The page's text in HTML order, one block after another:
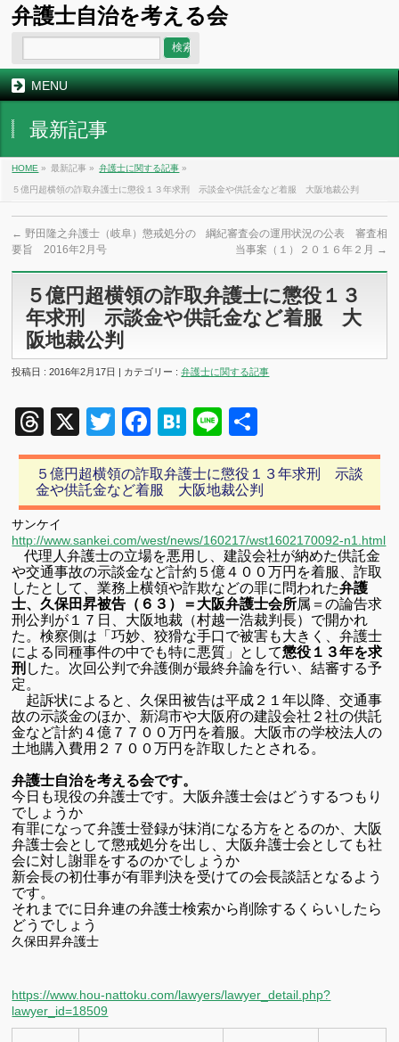
弁護士自治を考える会
MENU
最新記事
HOME » 最新記事 » 弁護士に関する記事 »
５億円超横領の詐取弁護士に懲役１３年求刑 示談金や供託金など着服 大阪地裁公判
← 野田隆之弁護士（岐阜）懲戒処分の
要旨 2016年2月号
綱紀審査会の運用状況の公表 審査相
当事案（１）２０１６年２月 →
５億円超横領の詐取弁護士に懲役１３
年求刑 示談金や供託金など着服 大
阪地裁公判
投稿日 : 2016年2月17日 | カテゴリー :弁護士に関する記事
Threads
X TwitterFacebook
Hatena
Line
有
５億円超横領の詐取弁護士に懲役１３年求刑 示談
金や供託金など着服 大阪地裁公判
サンケイ
http://www.sankei.com/west/news/160217/wst1602170092-n1.html
代理人弁護士の立場を悪用し、建設会社が納めた供託金
や交通事故の示談金など計約５億４００万円を着服、詐取
したとして、業務上横領や詐欺などの罪に問われた弁護
士、久保田昇被告（６３）＝大阪弁護士会所属＝の論告求
刑公判が１７日、大阪地裁（村越一浩裁判長）で開かれ
た。検察側は「巧妙、狡猾な手口で被害も大きく、弁護士
による同種事件の中でも特に悪質」として懲役１３年を求
刑 した。次回公判で弁護側が最終弁論を行い、結審する予
定。
起訴状によると、久保田被告は平成２１年以降、交通事
故の示談金のほか、新潟市や大阪府の建設会社２社の供託
金など計約４億７７００万円を着服。大阪市の学校法人の
土地購入費用２７００万円を詐取したとされる。
弁護士自治を考える会です。
今日も現役の弁護士です。大阪弁護士会はどうするつもり
でしょうか
有罪になって弁護士登録が抹消になる方をとるのか、大阪
弁護士会として懲戒処分を出し、大阪弁護士会としても社
会に対し謝罪をするのかでしょうか
新会長の初仕事が有罪判決を受けての会長談話となるよう
です。
それまでに日弁連の弁護士検索から削除するくらいしたら
どうでしょう
久保田昇弁護士
https://www.hou-nattoku.com/lawyers/lawyer_detail.php?
lawyer_id=18509